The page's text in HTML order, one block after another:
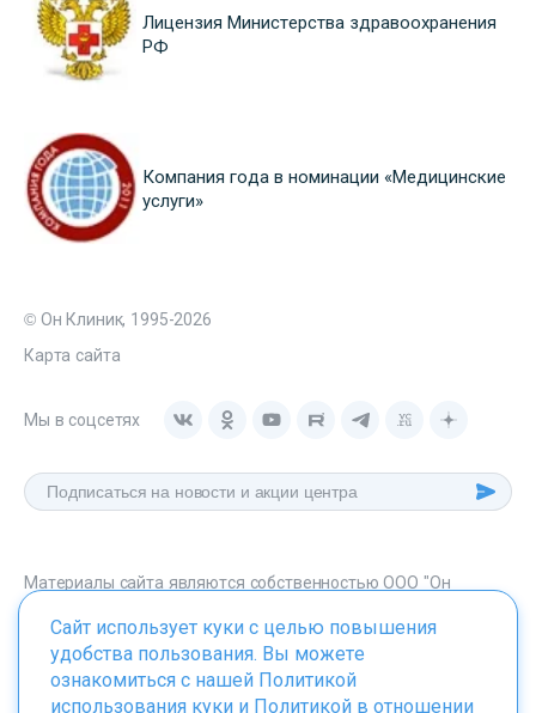
Лицензия Министерства здравоохранения
РФ
Компания года в номинации «Медицинские
услуги»
© Он Клиник, 1995-2026
Карта сайта
Мы в соцсетях
Материалы сайта являются собственностью ООО "Он
onclinic.ru запрещено в соответствии со статьей 1259 ГК. РФ.
Сайт использует куки с целью повышения
удобства пользования. Вы можете
ознакомиться с нашей Политикой
использования куки и Политикой в отношении